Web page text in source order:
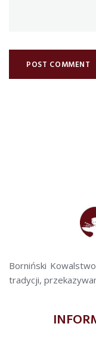
Borniński
tradycji,